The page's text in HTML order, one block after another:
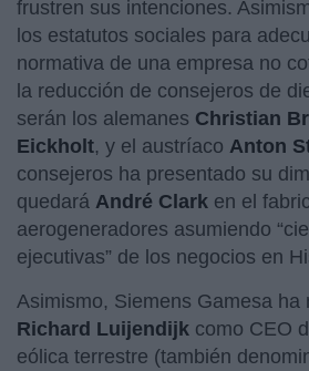
frustren sus intenciones.
los estatutos sociales para
normativa de una empresa no
la reducción de consejeros de
serán los alemanes Christian
Eickholt, y el austríaco Anton
consejeros ha presentado su
quedará André Clark en el
aerogeneradores asumiendo
ejecutivas” de los negocios en
Asimismo, Siemens Gamesa ha
Richard Luijendijk como CEO
eólica terrestre (también